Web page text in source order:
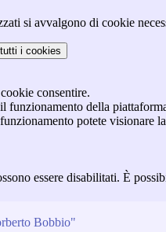
si avvalgono di cookie
i cookies
consentire.
funzionamento della
potete visionare la
essere disabilitati. È
Bobbio"